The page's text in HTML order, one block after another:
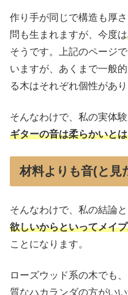
作り手が同じで構造も厚
問も生まれますが、今度は
そうです。上記のページ
いますが、あくまで一般
る木はそれぞれ個性があり
そんなわけで、私の実体験
ギターの音は柔らかいと
材料よりも音(と見
そんなわけで、私の結論と
欲しいからといってメイ
ことになります。
ローズウッド系の木でも
質なハカランダの方がい